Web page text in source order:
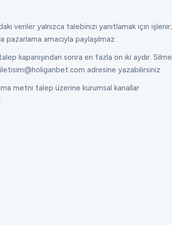
veriler yalnızca talebinizi yanıtlamak için işlenir;
pazarlama amacıyla paylaşılmaz.
kapanışından sonra en fazla on iki aydır. Silme
adresine yazabilirsiniz.
metni talep üzerine kurumsal kanallar